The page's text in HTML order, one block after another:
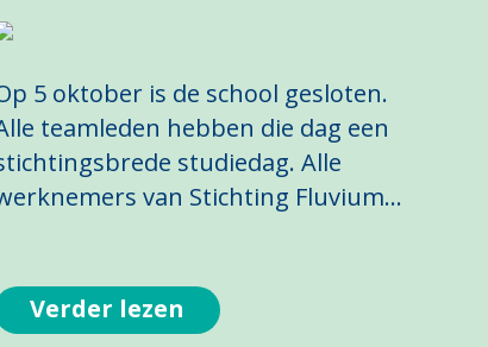
5 oktober is de school gesloten.
teamleden hebben die dag een
studiedag. Alle
van Stichting Fluvium…
Verder lezen